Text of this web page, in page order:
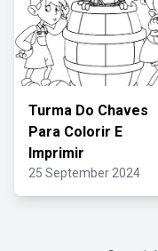
Turma Do Chaves
Para Colorir E
Imprimir
25 September 2024